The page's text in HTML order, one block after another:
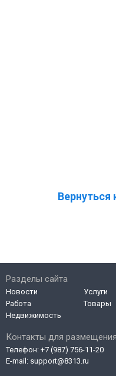
Вернуться
Контакты для
Телефон: +7 (987) 756-11-20
E-mail: support@8313.ru
Разделы сайта
Новости
Работа
Недвижимость
Услуги
Товары